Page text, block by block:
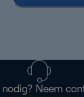
nodig? Neem